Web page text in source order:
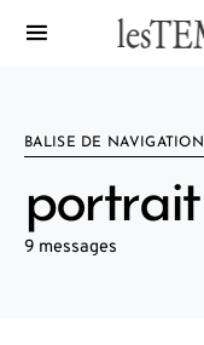
BALISE DE NAVIGATION
portrait
9 messages